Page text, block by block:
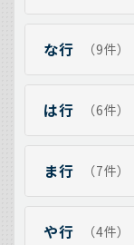
な行 （9件）
は行 （6件）
ま行 （7件）
や行 （4件）